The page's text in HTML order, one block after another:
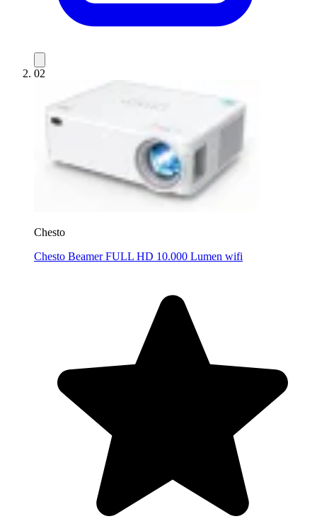
02
Chesto
Chesto Beamer FULL HD 10.000 Lumen wifi